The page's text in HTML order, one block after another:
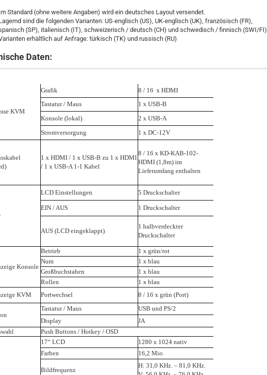
Standard (ohne weitere Angaben) wird ein deutsches Layout versendet.
sind die folgenden Varianten: US-englisch (US), UK-englisch (UK), französisch (FR),
(SP), italienisch (IT), schweizerisch / deutsch (CH) und schwedisch / finnisch (SWI/FI)
erhältlich auf Anfrage: türkisch (TK) und russisch (RU)
Daten:
KVM
Grafik
8 / 16 x HDMI
Tastatur / Maus
1 x USB-B
Konsole (lokal)
2 x USB-A
Stromversorgung
1 x DC-12V
1 x HDMI / 1 x USB-B zu 1 x HDMI
/ 1 x USB-A 1-1 Kabel
8 / 16 x KD-KAB-102-
HDMI (1,8m) im
Lieferumfang enthalten
LCD Einstellungen 5 Druckschalter
EIN / AUS 1 Druckschalter
AUS (LCD eingeklappt)
1 halbverdeckter
Druckschalter
Konsole
Betrieb
1 x grün/rot
Num
1 x blau
Großbuchstaben
1 x blau
Rollen
1 x blau
KVM
Portwechsel 8 / 16 x grün (Port)
Tastatur / Maus
USB und PS/2
Display
JA
Push Buttons / Hotkey / OSD
17“ LCD
1280 x 1024 nativ
Farben
16,2 Mio.
Bildfrequenz
H: 31,0 KHz. – 81,0 KHz.